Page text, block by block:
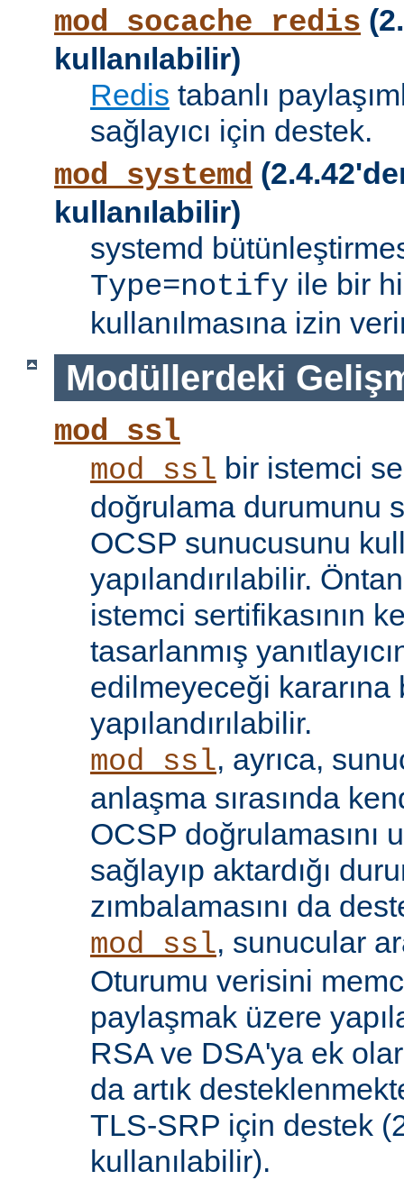
mod_socache_redis
kullanılabilir)
Redis tabanlı
sağlayıcı için destek.
mod_systemd
kullanılabilir)
systemd
Type=notify ile bir
kullanılmasına izin
Modüllerdeki
mod_ssl
mod_ssl bir istemci
doğrulama durumunu
OCSP sunucusunu
yapılandırılabilir.
istemci sertifikasının
tasarlanmış
edilmeyeceği kararına
yapılandırılabilir.
mod_ssl, ayrıca,
anlaşma sırasında
OCSP doğrulamasını
sağlayıp aktardığı
zımbalamasını da
mod_ssl, sunucular
Oturumu verisini
paylaşmak üzere
RSA ve DSA'ya ek
da artık
TLS-SRP için destek
kullanılabilir).